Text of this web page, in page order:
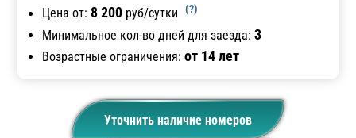
Цена от: 8 200 руб/сутки (?)
Минимальное кол-во дней для заезда:3
Возрастные ограничения:от 14 лет
Уточнить наличие номеров